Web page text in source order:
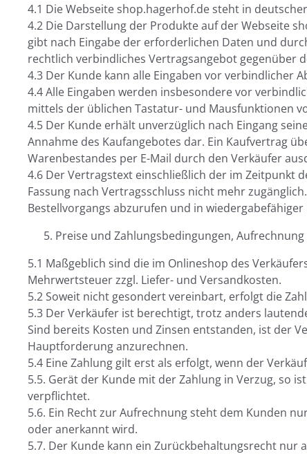
4.1 Die Webseite shop.hagerhof.de steht in
4.2 Die Darstellung der Produkte auf der Webseite
gibt nach Eingabe der erforderlichen Daten und
rechtlich verbindliches Vertragsangebot gegenüber
4.3 Der Kunde kann alle Eingaben vor verbindlicher
4.4 Alle Eingaben werden insbesondere vor
mittels der üblichen Tastatur- und Mausfunktionen
4.5 Der Kunde erhält unverzüglich nach Eingang
Annahme des Kaufangebotes dar. Ein Kaufvertrag
Warenbestandes per E-Mail durch den Verkäufer
4.6 Der Vertragstext einschließlich der im Zeitpunkt
Fassung nach Vertragsschluss nicht mehr
Bestellvorgangs abzurufen und in
Preise und Zahlungsbedingungen,
5.1 Maßgeblich sind die im Onlineshop des
Mehrwertsteuer zzgl. Liefer- und Versandkosten.
5.2 Soweit nicht gesondert vereinbart, erfolgt die
5.3 Der Verkäufer ist berechtigt, trotz anders
Sind bereits Kosten und Zinsen entstanden, ist der
Hauptforderung anzurechnen.
5.4 Eine Zahlung gilt erst als erfolgt, wenn der
5.5. Gerät der Kunde mit der Zahlung in Verzug, so
verpflichtet.
5.6. Ein Recht zur Aufrechnung steht dem Kunden
oder anerkannt wird.
5.7. Der Kunde kann ein Zurückbehaltungsrecht